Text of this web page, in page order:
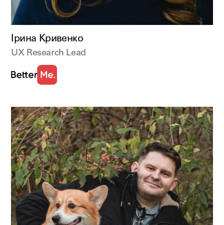
Ірина Кривенко
UX Research Lead